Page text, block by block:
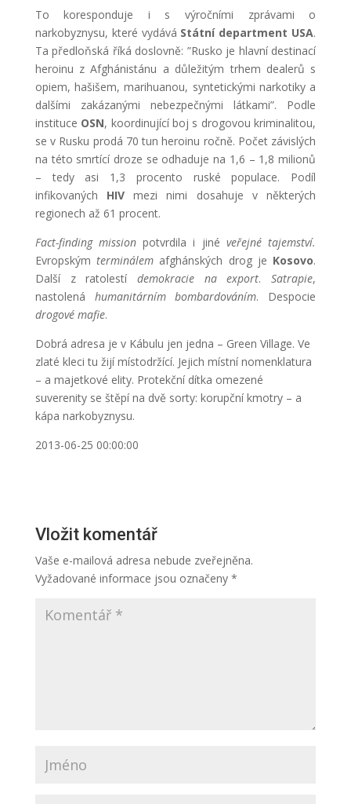
To koresponduje i s výročními zprávami o
narkobyznysu, které vydává Státní department USA.
Ta předloňská říká doslovně: ”Rusko je hlavní destinací
heroinu z Afghánistánu a důležitým trhem dealerů s
opiem, hašišem, marihuanou, syntetickými narkotiky a
dalšími zakázanými nebezpečnými látkami”. Podle
instituce OSN, koordinující boj s drogovou kriminalitou,
se v Rusku prodá 70 tun heroinu ročně. Počet závislých
na této smrtící droze se odhaduje na 1,6 – 1,8 milionů
– tedy asi 1,3 procento ruské populace. Podíl
infikovaných HIV mezi nimi dosahuje v některých
regionech až 61 procent.
Fact-finding missionpotvrdila i jiné veřejné tajemství.
Evropskýmterminálem afghánských drog je Kosovo.
Další z ratolestí demokracie na export.Satrapie,
nastolená humanitárním bombardováním. Despocie
drogové mafie.
Dobrá adresa je v Kábulu jen jedna – Green Village. Ve
zlaté kleci tu žijí místodržící. Jejich místní nomenklatura
– a majetkové elity. Protekční dítka omezené
suverenity se štěpí na dvě sorty: korupční kmotry – a
kápa narkobyznysu.
2013-06-25 00:00:00
Vložit komentář
Vaše e-mailová adresa nebude zveřejněna.
Vyžadované informace jsou označeny *